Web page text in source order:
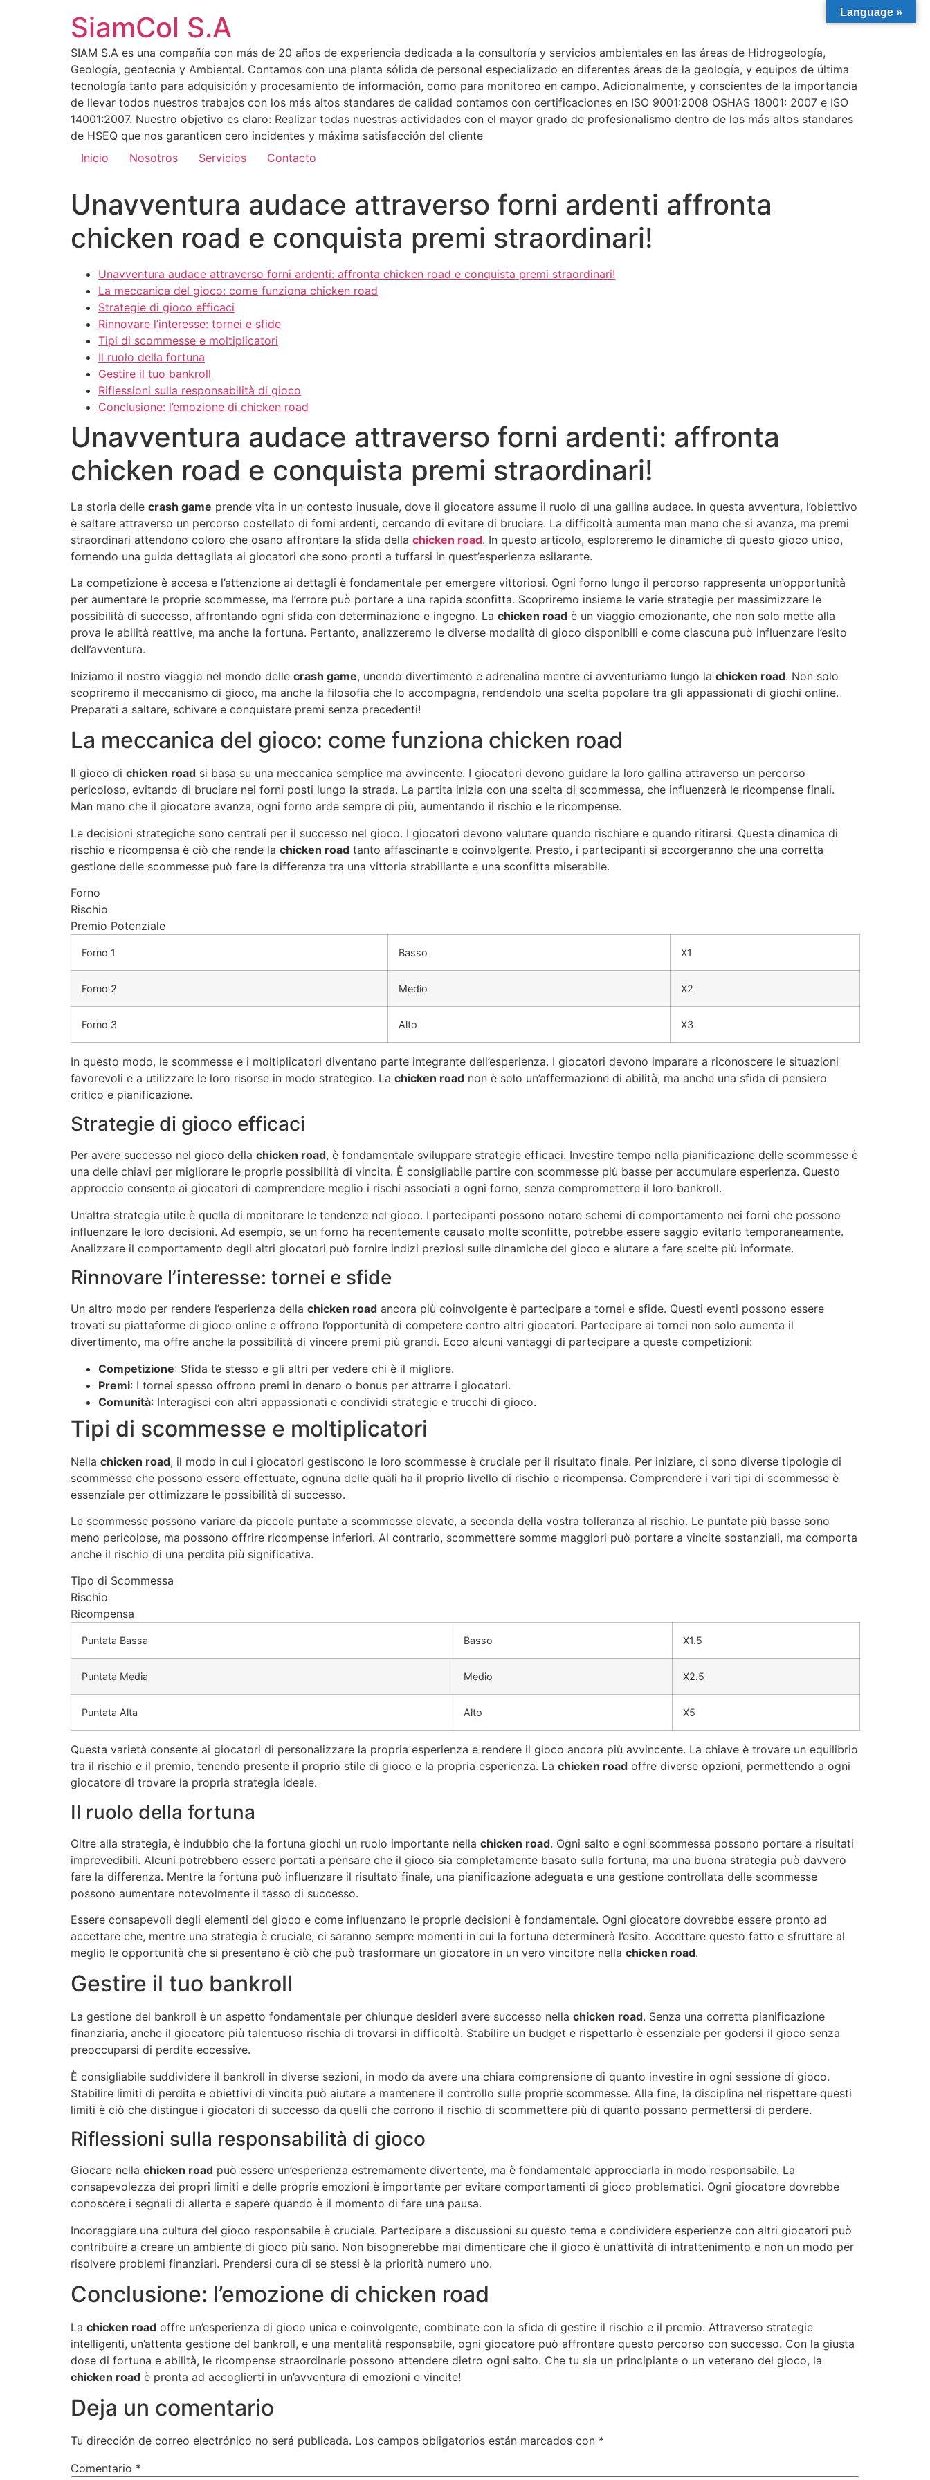
SiamCol S.A
SIAM S.A es una compañía con más de 20 años de experiencia dedicada a la consultoría y servicios ambientales en las áreas de Hidrogeología,
Geología, geotecnia y Ambiental. Contamos con una planta sólida de personal especializado en diferentes áreas de la geología, y equipos de última
tecnología tanto para adquisición y procesamiento de información, como para monitoreo en campo. Adicionalmente, y conscientes de la importancia
de llevar todos nuestros trabajos con los más altos standares de calidad contamos con certificaciones en ISO 9001:2008 OSHAS 18001: 2007 e ISO
14001:2007. Nuestro objetivo es claro: Realizar todas nuestras actividades con el mayor grado de profesionalismo dentro de los más altos standares
de HSEQ que nos garanticen cero incidentes y máxima satisfacción del cliente
Inicio
Nosotros Servicios Contacto
Unavventura audace attraverso forni ardenti affronta
chicken road e conquista premi straordinari!
Unavventura audace attraverso forni ardenti: affronta chicken road e conquista premi straordinari!
La meccanica del gioco: come funziona chicken road
Strategie di gioco efficaci
Rinnovare l’interesse: tornei e sfide
Tipi di scommesse e moltiplicatori
Il ruolo della fortuna
Gestire il tuo bankroll
Riflessioni sulla responsabilità di gioco
Conclusione: l’emozione di chicken road
Unavventura audace attraverso forni ardenti: affronta
chicken road e conquista premi straordinari!
La storia delle crash game prende vita in un contesto inusuale, dove il giocatore assume il ruolo di una gallina audace. In questa avventura, l’obiettivo
è saltare attraverso un percorso costellato di forni ardenti, cercando di evitare di bruciare. La difficoltà aumenta man mano che si avanza, ma premi
straordinari attendono coloro che osano affrontare la sfida della chicken road. In questo articolo, esploreremo le dinamiche di questo gioco unico,
fornendo una guida dettagliata ai giocatori che sono pronti a tuffarsi in quest’esperienza esilarante.
La competizione è accesa e l’attenzione ai dettagli è fondamentale per emergere vittoriosi. Ogni forno lungo il percorso rappresenta un’opportunità
per aumentare le proprie scommesse, ma l’errore può portare a una rapida sconfitta. Scopriremo insieme le varie strategie per massimizzare le
possibilità di successo, affrontando ogni sfida con determinazione e ingegno. La chicken road è un viaggio emozionante, che non solo mette alla
prova le abilità reattive, ma anche la fortuna. Pertanto, analizzeremo le diverse modalità di gioco disponibili e come ciascuna può influenzare l’esito
dell’avventura.
Iniziamo il nostro viaggio nel mondo delle crash game, unendo divertimento e adrenalina mentre ci avventuriamo lungo la chicken road. Non solo
scopriremo il meccanismo di gioco, ma anche la filosofia che lo accompagna, rendendolo una scelta popolare tra gli appassionati di giochi online.
Preparati a saltare, schivare e conquistare premi senza precedenti!
La meccanica del gioco: come funziona chicken road
Il gioco di chicken road si basa su una meccanica semplice ma avvincente. I giocatori devono guidare la loro gallina attraverso un percorso
pericoloso, evitando di bruciare nei forni posti lungo la strada. La partita inizia con una scelta di scommessa, che influenzerà le ricompense finali.
Man mano che il giocatore avanza, ogni forno arde sempre di più, aumentando il rischio e le ricompense.
Le decisioni strategiche sono centrali per il successo nel gioco. I giocatori devono valutare quando rischiare e quando ritirarsi. Questa dinamica di
rischio e ricompensa è ciò che rende la chicken road tanto affascinante e coinvolgente. Presto, i partecipanti si accorgeranno che una corretta
gestione delle scommesse può fare la differenza tra una vittoria strabiliante e una sconfitta miserabile.
Forno
Rischio
Premio Potenziale
Forno 1 Basso X1
Forno 2 Medio X2
Forno 3 Alto X3
In questo modo, le scommesse e i moltiplicatori diventano parte integrante dell’esperienza. I giocatori devono imparare a riconoscere le situazioni
favorevoli e a utilizzare le loro risorse in modo strategico. La chicken road non è solo un’affermazione di abilità, ma anche una sfida di pensiero
critico e pianificazione.
Strategie di gioco efficaci
Per avere successo nel gioco della chicken road, è fondamentale sviluppare strategie efficaci. Investire tempo nella pianificazione delle scommesse è
una delle chiavi per migliorare le proprie possibilità di vincita. È consigliabile partire con scommesse più basse per accumulare esperienza. Questo
approccio consente ai giocatori di comprendere meglio i rischi associati a ogni forno, senza compromettere il loro bankroll.
Un’altra strategia utile è quella di monitorare le tendenze nel gioco. I partecipanti possono notare schemi di comportamento nei forni che possono
influenzare le loro decisioni. Ad esempio, se un forno ha recentemente causato molte sconfitte, potrebbe essere saggio evitarlo temporaneamente.
Analizzare il comportamento degli altri giocatori può fornire indizi preziosi sulle dinamiche del gioco e aiutare a fare scelte più informate.
Rinnovare l’interesse: tornei e sfide
Un altro modo per rendere l’esperienza della chicken road ancora più coinvolgente è partecipare a tornei e sfide. Questi eventi possono essere
trovati su piattaforme di gioco online e offrono l’opportunità di competere contro altri giocatori. Partecipare ai tornei non solo aumenta il
divertimento, ma offre anche la possibilità di vincere premi più grandi. Ecco alcuni vantaggi di partecipare a queste competizioni:
Competizione: Sfida te stesso e gli altri per vedere chi è il migliore.
Premi: I tornei spesso offrono premi in denaro o bonus per attrarre i giocatori.
Comunità: Interagisci con altri appassionati e condividi strategie e trucchi di gioco.
Tipi di scommesse e moltiplicatori
Nella chicken road, il modo in cui i giocatori gestiscono le loro scommesse è cruciale per il risultato finale. Per iniziare, ci sono diverse tipologie di
scommesse che possono essere effettuate, ognuna delle quali ha il proprio livello di rischio e ricompensa. Comprendere i vari tipi di scommesse è
essenziale per ottimizzare le possibilità di successo.
Le scommesse possono variare da piccole puntate a scommesse elevate, a seconda della vostra tolleranza al rischio. Le puntate più basse sono
meno pericolose, ma possono offrire ricompense inferiori. Al contrario, scommettere somme maggiori può portare a vincite sostanziali, ma comporta
anche il rischio di una perdita più significativa.
Tipo di Scommessa
Rischio
Ricompensa
Puntata Bassa Basso X1.5
Puntata Media Medio X2.5
Puntata Alta Alto X5
Questa varietà consente ai giocatori di personalizzare la propria esperienza e rendere il gioco ancora più avvincente. La chiave è trovare un equilibrio
tra il rischio e il premio, tenendo presente il proprio stile di gioco e la propria esperienza. La chicken road offre diverse opzioni, permettendo a ogni
giocatore di trovare la propria strategia ideale.
Il ruolo della fortuna
Oltre alla strategia, è indubbio che la fortuna giochi un ruolo importante nella chicken road. Ogni salto e ogni scommessa possono portare a risultati
imprevedibili. Alcuni potrebbero essere portati a pensare che il gioco sia completamente basato sulla fortuna, ma una buona strategia può davvero
fare la differenza. Mentre la fortuna può influenzare il risultato finale, una pianificazione adeguata e una gestione controllata delle scommesse
possono aumentare notevolmente il tasso di successo.
Essere consapevoli degli elementi del gioco e come influenzano le proprie decisioni è fondamentale. Ogni giocatore dovrebbe essere pronto ad
accettare che, mentre una strategia è cruciale, ci saranno sempre momenti in cui la fortuna determinerà l’esito. Accettare questo fatto e sfruttare al
meglio le opportunità che si presentano è ciò che può trasformare un giocatore in un vero vincitore nella chicken road.
Gestire il tuo bankroll
La gestione del bankroll è un aspetto fondamentale per chiunque desideri avere successo nella chicken road. Senza una corretta pianificazione
finanziaria, anche il giocatore più talentuoso rischia di trovarsi in difficoltà. Stabilire un budget e rispettarlo è essenziale per godersi il gioco senza
preoccuparsi di perdite eccessive.
È consigliabile suddividere il bankroll in diverse sezioni, in modo da avere una chiara comprensione di quanto investire in ogni sessione di gioco.
Stabilire limiti di perdita e obiettivi di vincita può aiutare a mantenere il controllo sulle proprie scommesse. Alla fine, la disciplina nel rispettare questi
limiti è ciò che distingue i giocatori di successo da quelli che corrono il rischio di scommettere più di quanto possano permettersi di perdere.
Riflessioni sulla responsabilità di gioco
Giocare nella chicken road può essere un’esperienza estremamente divertente, ma è fondamentale approcciarla in modo responsabile. La
consapevolezza dei propri limiti e delle proprie emozioni è importante per evitare comportamenti di gioco problematici. Ogni giocatore dovrebbe
conoscere i segnali di allerta e sapere quando è il momento di fare una pausa.
Incoraggiare una cultura del gioco responsabile è cruciale. Partecipare a discussioni su questo tema e condividere esperienze con altri giocatori può
contribuire a creare un ambiente di gioco più sano. Non bisognerebbe mai dimenticare che il gioco è un’attività di intrattenimento e non un modo per
risolvere problemi finanziari. Prendersi cura di se stessi è la priorità numero uno.
Conclusione: l’emozione di chicken road
La chicken road offre un’esperienza di gioco unica e coinvolgente, combinate con la sfida di gestire il rischio e il premio. Attraverso strategie
intelligenti, un’attenta gestione del bankroll, e una mentalità responsabile, ogni giocatore può affrontare questo percorso con successo. Con la giusta
dose di fortuna e abilità, le ricompense straordinarie possono attendere dietro ogni salto. Che tu sia un principiante o un veterano del gioco, la
chicken road è pronta ad accoglierti in un’avventura di emozioni e vincite!
Deja un comentario
Tu dirección de correo electrónico no será publicada. Los campos obligatorios están marcados con *
Comentario *
Language »